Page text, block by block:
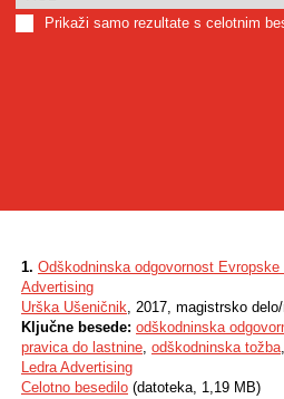
Prikaži samo rezultate s celotnim
1. Odškodninska odgovornost
Advertising
Urška Ušeničnik, 2017, magistrsko
Ključne besede: odškodninska
pravica do lastnine, odškodninska tožba
Ledra Advertising
Celotno besedilo (datoteka, 1,19 MB)